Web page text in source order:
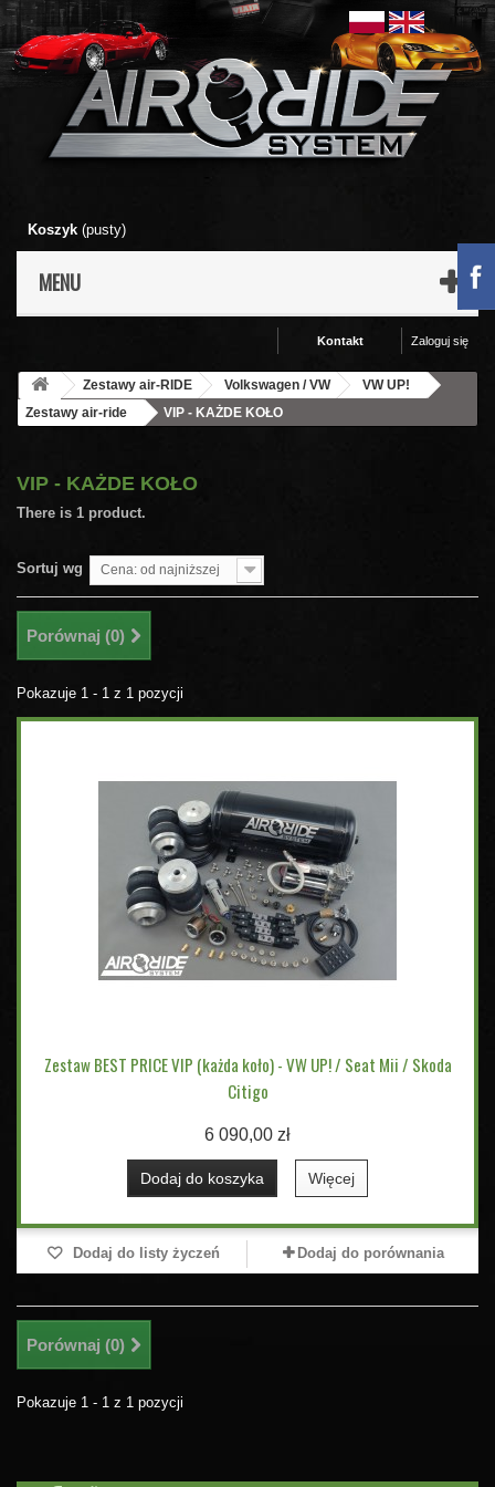
Koszyk (pusty)
MENU
Zaloguj się
Kontakt
Zestawy air-RIDE Volkswagen / VW
VW UP!
Zestawy air-ride
VIP - KAŻDE KOŁO
VIP - KAŻDE KOŁO
There is 1 product.
Sortuj wg Cena: od najniższej
Porównaj (0)
Pokazuje 1 - 1 z 1 pozycji
Zestaw BEST PRICE VIP (każda koło) - VW UP! / Seat Mii / Skoda
Citigo
6 090,00 zł
Dodaj do koszyka Więcej
Dodaj do listy życzeń Dodaj do porównania
Porównaj (0)
Pokazuje 1 - 1 z 1 pozycji